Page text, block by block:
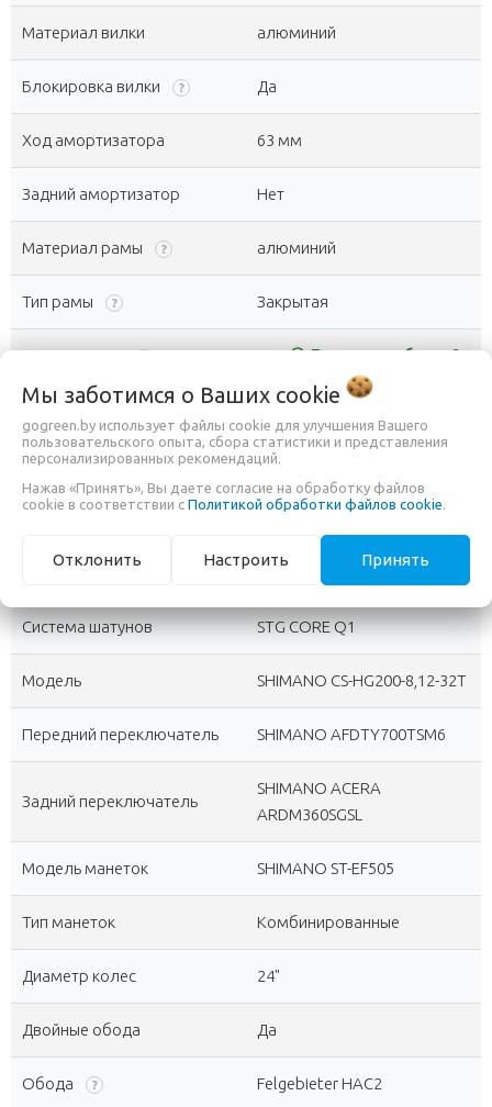
Материал вилки алюминий
Блокировка вилки ? Да
Ход амортизатора 63 мм
Задний амортизатор Нет
Материал рамы ? алюминий
Тип рамы ? Закрытая
Размер рамы help_outline Помочь с выбором?
Тип трансмиссии с внешним переключением
STG, картридж, под квадрат
Система шатунов STG CORE Q1
Модель SHIMANO CS-HG200-8,12-32T
Передний переключатель SHIMANO AFDTY700TSM6
Задний переключатель
SHIMANO ACERA
ARDM360SGSL
Модель манеток SHIMANO ST-EF505
Тип манеток Комбинированные
Диаметр колес 24"
Двойные обода Да
Обода ? Felgebieter HAC2
Мы заботимся о Ваших cookie
gogreen.by использует файлы cookie для улучшения Вашего
пользовательского опыта, сбора статистики и представления
персонализированных рекомендаций.
Нажав «Принять», Вы даете согласие на обработку файлов
cookie в соответствии с Политикой обработки файлов cookie
Отклонить Настроить Принять